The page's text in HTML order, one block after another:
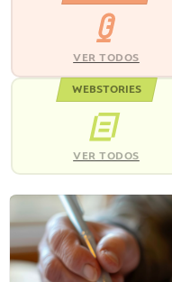
VER TODOS
WEBSTORIES
VER TODOS